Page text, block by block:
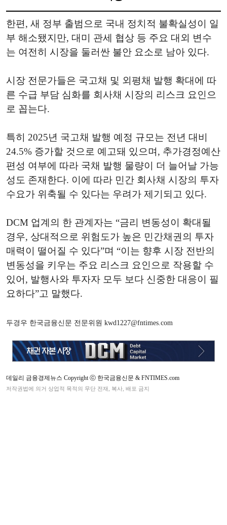
한편, 새 정부 출범으로 국내 정치적 불확실성이 일
부 해소됐지만, 대미 관세 협상 등 주요 대외 변수
는 여전히 시장을 둘러싼 불안 요소로 남아 있다.
시장 전문가들은 국고채 및 외평채 발행 확대에 따
른 수급 부담 심화를 회사채 시장의 리스크 요인으
로 꼽는다.
특히 2025년 국고채 발행 예정 규모는 전년 대비
24.5% 증가할 것으로 예고돼 있으며, 추가경정예산
편성 여부에 따라 국채 발행 물량이 더 늘어날 가능
성도 존재한다. 이에 따라 민간 회사채 시장의 투자
수요가 위축될 수 있다는 우려가 제기되고 있다.
DCM 업계의 한 관계자는 “금리 변동성이 확대될
경우, 상대적으로 위험도가 높은 민간채권의 투자
매력이 떨어질 수 있다”며 “이는 향후 시장 전반의
변동성을 키우는 주요 리스크 요인으로 작용할 수
있어, 발행사와 투자자 모두 보다 신중한 대응이 필
요하다”고 말했다.
두경우 한국금융신문 전문위원 kwd1227@fntimes.com
데일리 금융경제뉴스 Copyright ⓒ 한국금융신문 & FNTIMES.com
저작권법에 의거 상업적 목적의 무단 전재, 복사, 배포 금지